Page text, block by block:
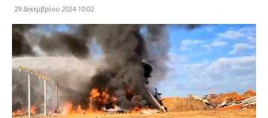
29 Δεκεμβρίου 2024 10:02